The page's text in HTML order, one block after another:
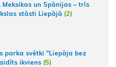
Meksikas un Spānijas – trīs
stāsti Liepājā (2)
parka svētki "Liepāja bez
ikviens (5)